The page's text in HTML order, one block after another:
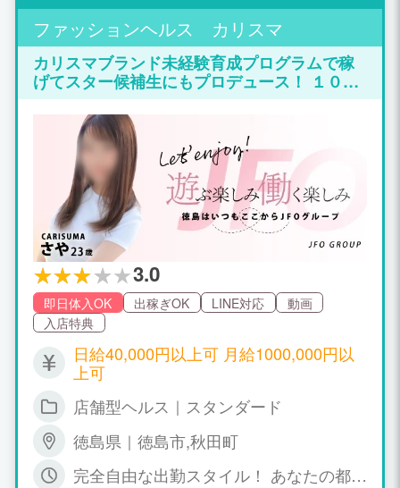
ファッションヘルス カリスマ
カリスマブランド未経験育成プログラムで稼
げてスター候補生にもプロデュース！ １０代
～２０代業界未経験だから稼げるポイントと
コツがある！ 築き上げた実績と戦略で新人さ
んにＮｏ１クラスの高額報酬を実現！★
3.0
即日体入OK 出稼ぎOK LINE対応
動画
入店特典
日給40,000円以上可 月給1000,000円以
上可
店舗型ヘルス｜スタンダード
徳島県｜徳島市,秋田町
完全自由な出勤スタイル！ あなたの都合